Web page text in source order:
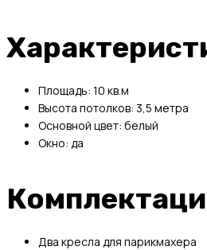
Площадь: 10 кв.м
Высота потолков: 3,5 метра
Основной цвет: белый
Окно: да
Два кресла для парикмахера